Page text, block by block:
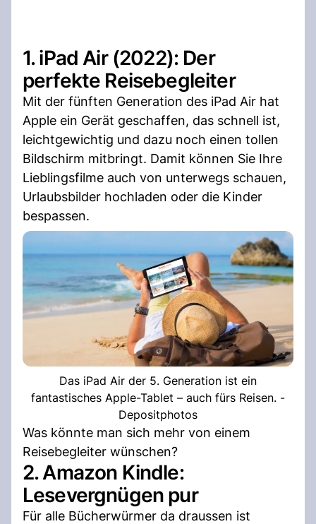
1. iPad Air (2022): Der
perfekte Reisebegleiter
Mit der fünften Generation des iPad Air hat
Apple ein Gerät geschaffen, das schnell ist,
leichtgewichtig und dazu noch einen tollen
Bildschirm mitbringt. Damit können Sie Ihre
Lieblingsfilme auch von unterwegs schauen,
Urlaubsbilder hochladen oder die Kinder
bespassen.
Das iPad Air der 5. Generation ist ein
fantastisches Apple-Tablet – auch fürs Reisen. -
Depositphotos
Was könnte man sich mehr von einem
Reisebegleiter wünschen?
2. Amazon Kindle:
Lesevergnügen pur
Für alle Bücherwürmer da draussen ist